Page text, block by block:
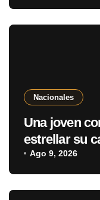
Nacionales
Una joven
estrellar su
casa en Villa
Ago 9, 2026